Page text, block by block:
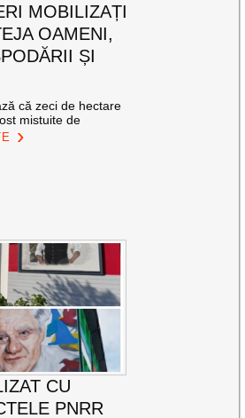
MOBILIZAȚI
OAMENI,
ȘI
că zeci de hectare
mistuite de
CU
PNRR